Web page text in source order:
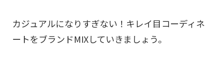
カジュアルになりすぎない！キレイ目コーディネ
ートをブランドMIXしていきましょう。